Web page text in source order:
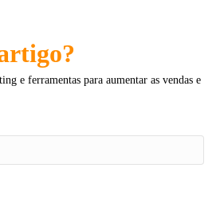
e ferramentas para aumentar as vendas e